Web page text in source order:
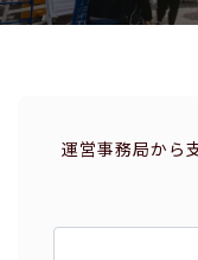
運営事務局から